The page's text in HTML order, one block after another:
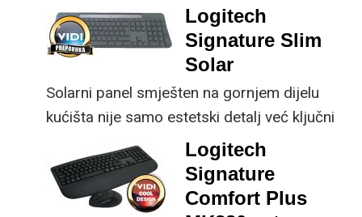
ključne svakom
korisniku.
male ustupke možete
osjetno uštedjeti pri
kupnji.
Logitech
Signature Slim
Solar
Solarni panel smješten na gornjem dijelu
kućišta nije samo estetski detalj već ključni
dio koncepta ovog proizvoda, jer koristi
energiju prirodnog ili umjetnog svjetla za
rad.
Logitech
Signature
Comfort Plus